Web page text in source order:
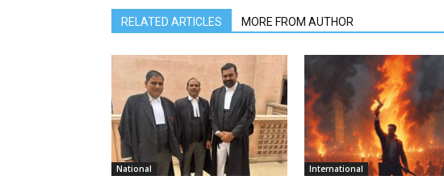
RELATED ARTICLES MORE FROM AUTHOR
National International